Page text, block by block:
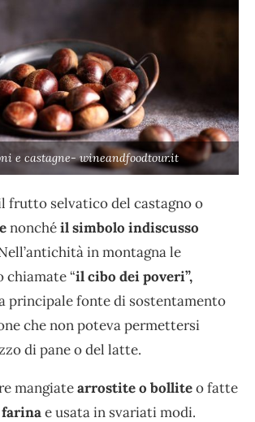
e castagne- wineandfoodtour.it
frutto selvatico del castagno o
nonchéil simbolo indiscusso
in montagna le
chiamate “il cibo dei poveri”,
principale fonte di sostentamento
che non poteva permettersi
di pane o del latte.
mangiatearrostite o bolliteo fatte
farinae usata in svariati modi.